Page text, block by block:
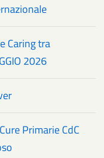
Caring tra
2026
Primarie CdC